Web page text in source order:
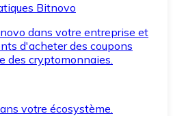
Bitnovo
dans votre entreprise et
d'acheter des coupons
des cryptomonnaies.
votre écosystème.